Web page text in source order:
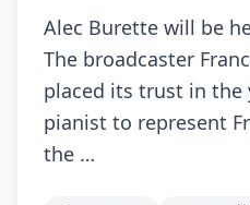
Alec Burette will be
The broadcaster
placed its trust in the
pianist to represent
the …